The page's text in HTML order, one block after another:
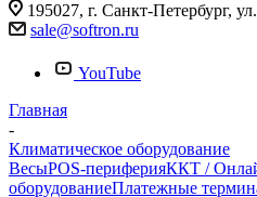
195027, г. Санкт-Петербург,
sale@softron.ru
YouTube
Главная
-
Климатическое оборудование
ВесыPOS-периферияККТ /
оборудованиеПлатежные